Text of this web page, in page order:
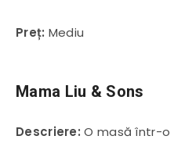
Preț: Mediu
Mama Liu & Sons
Descriere: O masă într-o